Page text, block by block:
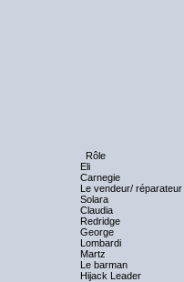
Rôle
Eli
Carnegie
Le vendeur/ réparateur
Solara
Claudia
Redridge
George
Lombardi
Martz
Le barman
Hijack Leader